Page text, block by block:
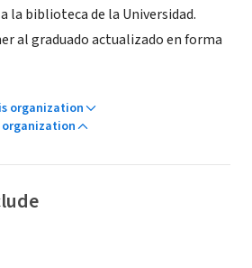
la biblioteca de la Universidad.
al graduado actualizado en forma
organization
organization